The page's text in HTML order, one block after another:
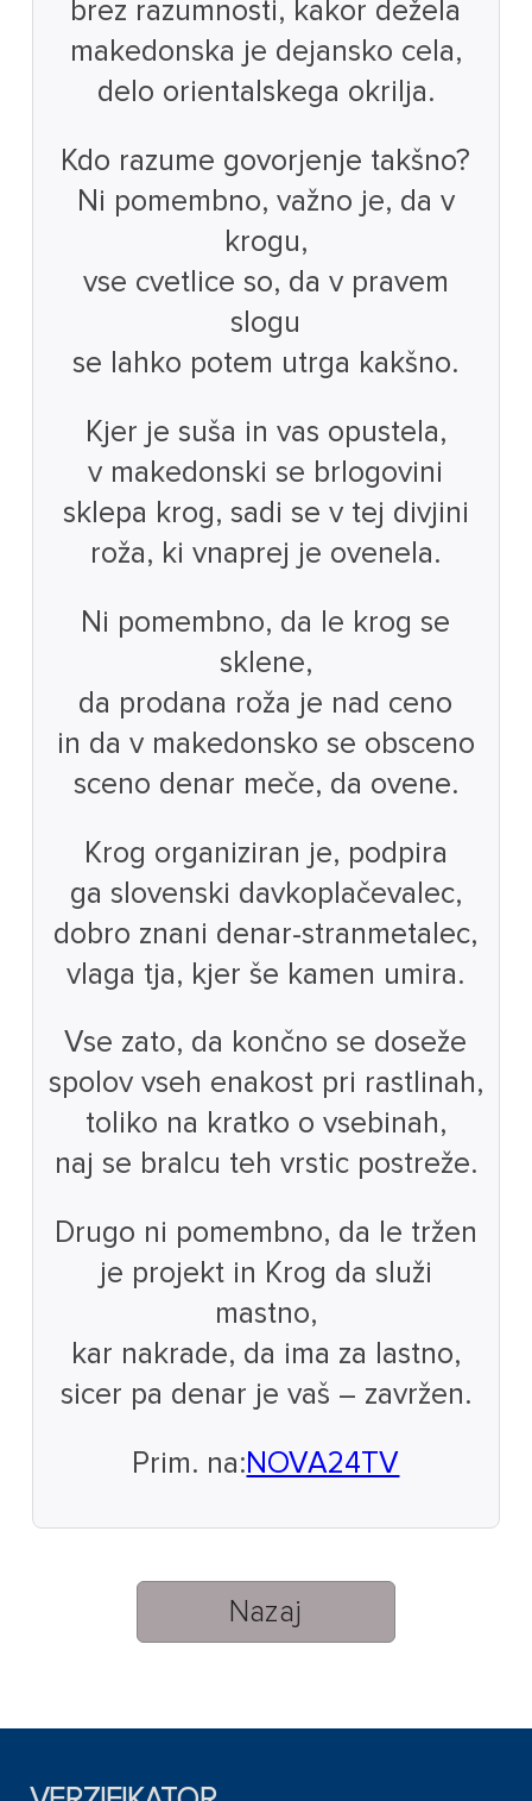
brez razumnosti, kakor dežela
makedonska je dejansko cela,
delo orientalskega okrilja.
Kdo razume govorjenje takšno?
Ni pomembno, važno je, da v
krogu,
vse cvetlice so, da v pravem
slogu
se lahko potem utrga kakšno.
Kjer je suša in vas opustela,
v makedonski se brlogovini
sklepa krog, sadi se v tej divjini
roža, ki vnaprej je ovenela.
Ni pomembno, da le krog se
sklene,
da prodana roža je nad ceno
in da v makedonsko se obsceno
sceno denar meče, da ovene.
Krog organiziran je, podpira
ga slovenski davkoplačevalec,
dobro znani denar-stranmetalec,
vlaga tja, kjer še kamen umira.
Vse zato, da končno se doseže
spolov vseh enakost pri rastlinah,
toliko na kratko o vsebinah,
naj se bralcu teh vrstic postreže.
Drugo ni pomembno, da le tržen
je projekt in Krog da služi
mastno,
kar nakrade, da ima za lastno,
sicer pa denar je vaš – zavržen.
Prim. na: NOVA24TV
Nazaj